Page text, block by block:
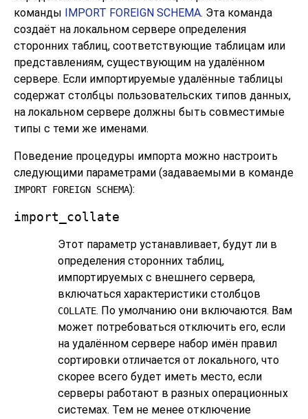
команды IMPORT FOREIGN SCHEMA. Эта команда
создаёт на локальном сервере определения
сторонних таблиц, соответствующие таблицам или
представлениям, существующим на удалённом
сервере. Если импортируемые удалённые таблицы
содержат столбцы пользовательских типов данных,
на локальном сервере должны быть совместимые
типы с теми же именами.
Поведение процедуры импорта можно настроить
следующими параметрами (задаваемыми в команде
IMPORT FOREIGN SCHEMA):
import_collate
Этот параметр устанавливает, будут ли в
определения сторонних таблиц,
импортируемых с внешнего сервера,
включаться характеристики столбцов
COLLATE. По умолчанию они включаются. Вам
может потребоваться отключить его, если
на удалённом сервере набор имён правил
сортировки отличается от локального, что
скорее всего будет иметь место, если
серверы работают в разных операционных
системах. Тем не менее отключение